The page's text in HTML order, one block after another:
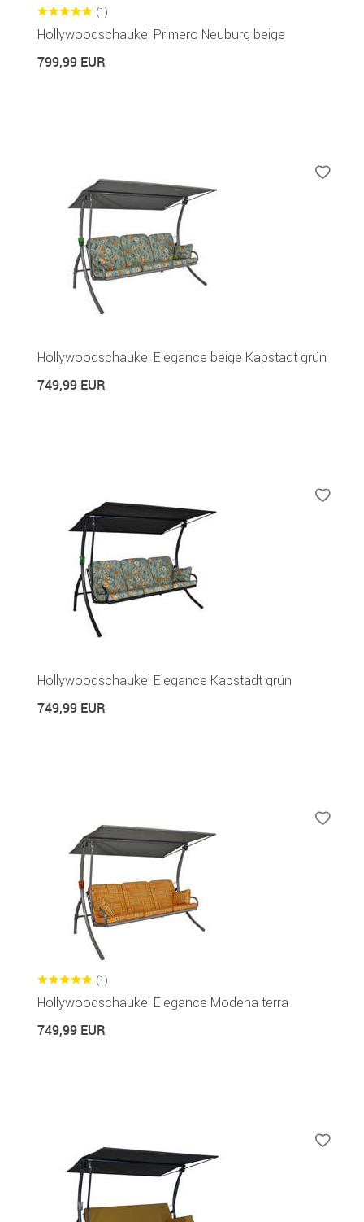
(1)
Hollywoodschaukel Primero Neuburg beige
799,99 EUR
Hollywoodschaukel Elegance beige Kapstadt grün
749,99 EUR
Hollywoodschaukel Elegance Kapstadt grün
749,99 EUR
(1)
Hollywoodschaukel Elegance Modena terra
749,99 EUR